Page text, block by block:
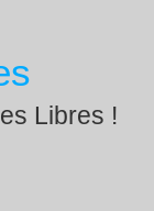
Libres !